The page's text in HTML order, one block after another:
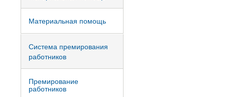
Материальная помощь
Система премирования
работников
Премирование
работников